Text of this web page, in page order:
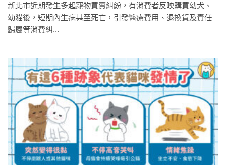
新北市近期發生多起寵物買賣糾紛，有消費者反映購買幼犬、
幼貓後，短期內生病甚至死亡，引發醫療費用、退換貨及責任
歸屬等消費糾...